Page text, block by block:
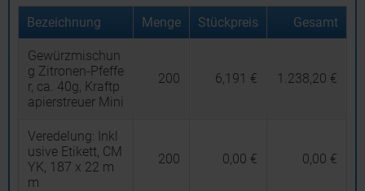
Bezeichnung Menge Stückpreis Gesamt
Gewürzmischun
g Zitronen-Pfeffe
r, ca. 40g, Kraftp
apierstreuer Mini
200 6,191 € 1.238,20 €
Veredelung: Inkl
usive Etikett, CM
YK, 187 x 22 m
m
200 0,00 € 0,00 €